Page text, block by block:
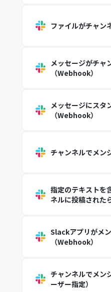
ファイルがチャン
メッセージがチャ
（Webhook）
メッセージにスタ
（Webhook）
チャンネルでメン
指定のテキストを
ネルに投稿された
Slackアプリがメ
（Webhook）
チャンネルでメン
ーザー指定）